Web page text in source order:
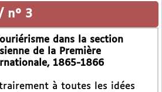
n° 3
dans la section
de la Première
1865-1866
à toutes les idées